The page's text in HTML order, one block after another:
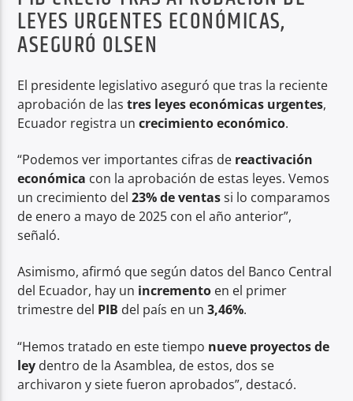
LEYES URGENTES ECONÓMICAS,
ASEGURÓ OLSEN
El presidente legislativo aseguró que tras la reciente
aprobación de lastres leyes económicas urgentes,
Ecuador registra uncrecimiento económico.
“Podemos ver importantes cifras de reactivación
económica con la aprobación de estas leyes. Vemos
un crecimiento del23% de ventassi lo comparamos
de enero a mayo de 2025 con el año anterior”,
señaló.
Asimismo, afirmó que según datos del Banco Central
del Ecuador, hay un incremento en el primer
trimestre del PIB del país en un3,46%.
“Hemos tratado en este tiempo nueve proyectos de
ley dentro de la Asamblea, de estos, dos se
archivaron y siete fueron aprobados”, destacó.